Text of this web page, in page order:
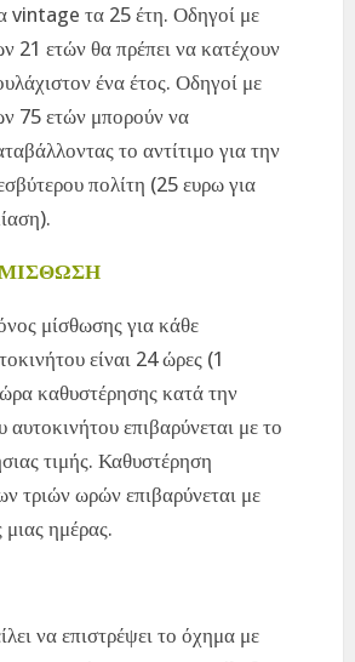
vintage τα 25 έτη. Οδηγοί με
21 ετών θα πρέπει να κατέχουν
ένα έτος. Οδηγοί με
75 ετών μπορούν να
το αντίτιμο για την
πολίτη (25 ευρω για
μίσθωσης για κάθε
είναι 24 ώρες (1
καθυστέρησης κατά την
αυτοκινήτου επιβαρύνεται με το
τιμής. Καθυστέρηση
τριών ωρών επιβαρύνεται με
ημέρας.
να επιστρέψει το όχημα με